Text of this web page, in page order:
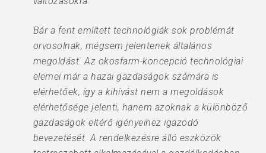
Bár a fent említett technológiák sok problémát
orvosolnak, mégsem jelentenek általános
megoldást. Az okosfarm-koncepció technológiai
elemei már a hazai gazdaságok számára is
elérhetőek, így a kihívást nem a megoldások
elérhetősége jelenti, hanem azoknak a különböző
gazdaságok eltérő igényeihez igazodó
bevezetését. A rendelkezésre álló eszközök